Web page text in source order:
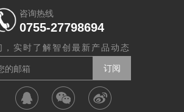
咨询热线
0755-27798694
，实时了解智创最新产品动态